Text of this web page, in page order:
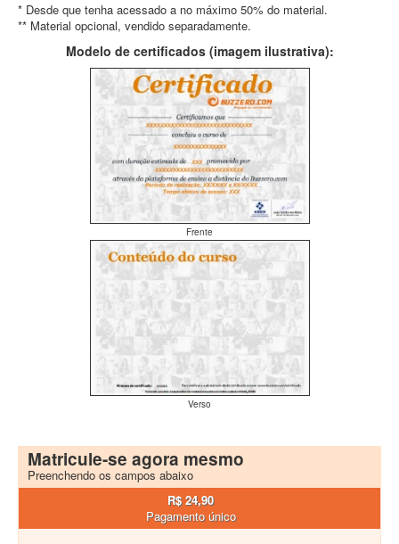
* Desde que tenha acessado a no máximo 50% do material.
** Material opcional, vendido separadamente.
Modelo de certificados (imagem ilustrativa):
Frente
Verso
Matricule-se agora mesmo
Preenchendo os campos abaixo
R$ 24,90
Pagamento único